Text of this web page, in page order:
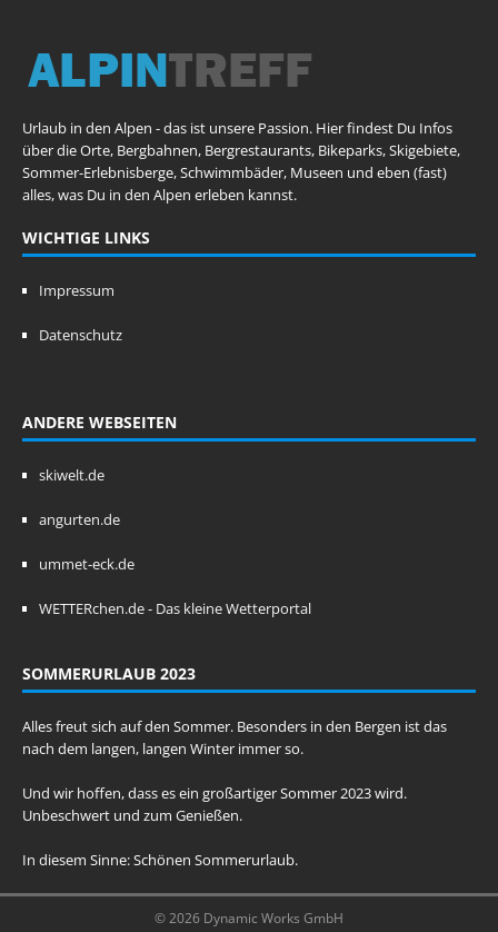
Urlaub in den Alpen - das ist unsere Passion. Hier findest Du Infos
über die Orte, Bergbahnen, Bergrestaurants, Bikeparks, Skigebiete,
Sommer-Erlebnisberge, Schwimmbäder, Museen und eben (fast)
alles, was Du in den Alpen erleben kannst.
WICHTIGE LINKS
Impressum
Datenschutz
ANDERE WEBSEITEN
skiwelt.de
angurten.de
ummet-eck.de
WETTERchen.de - Das kleine Wetterportal
SOMMERURLAUB 2023
Alles freut sich auf den Sommer. Besonders in den Bergen ist das
nach dem langen, langen Winter immer so.
Und wir hoffen, dass es ein großartiger Sommer 2023 wird.
Unbeschwert und zum Genießen.
In diesem Sinne: Schönen Sommerurlaub.
© 2026 Dynamic Works GmbH